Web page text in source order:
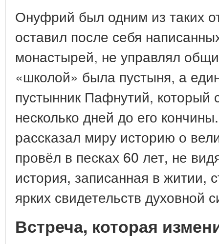
Онуфрий был одним из таких
оставил после себя
монастырей, не управлял
«школой» была пустыня, а
пустынник Пафнутий, который
несколько дней до его
рассказал миру историю о
провёл в песках 60 лет, не
история, записанная в житии,
ярких свидетельств духовной
Встреча, которая